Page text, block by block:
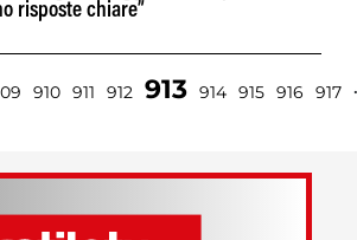
risposte chiare”
910 911 912 913 914 915 916 917